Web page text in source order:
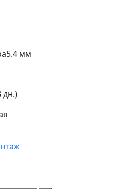
5.4 мм
дн.)